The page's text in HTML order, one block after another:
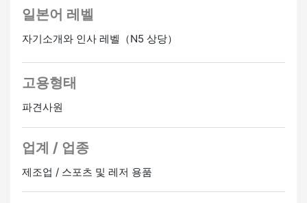
일본어 레벨
자기소개와 인사 레벨（N5 상당）
고용형태
파견사원
업계 / 업종
제조업 / 스포츠 및 레저 용품